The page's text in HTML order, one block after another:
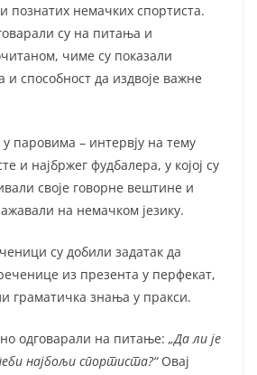
познатих немачких спортиста.
су на питања и
чиме су показали
и способност да издвоје важне
паровима – интервју на тему
и најбржег фудбалера, у којој су
своје говорне вештине и
на немачком језику.
су добили задатак да
из презента у перфекат,
граматичка знања у пракси.
одговарали на питање: „Да ли је
најбољи спортиста?“Овај